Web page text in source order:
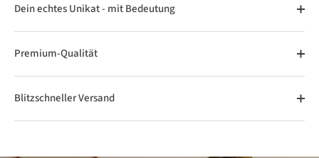
Dein echtes Unikat - mit Bedeutung
Premium-Qualität
Blitzschneller Versand